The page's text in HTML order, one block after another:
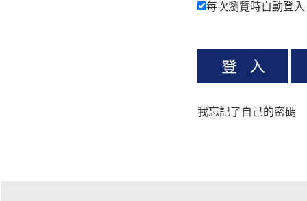
每次瀏覽時自動登入
我忘記了自己的密碼